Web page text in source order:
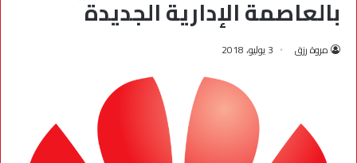
بالعاصمة الإدارية الجديدة
مروة رزق 3 يوليو، 2018